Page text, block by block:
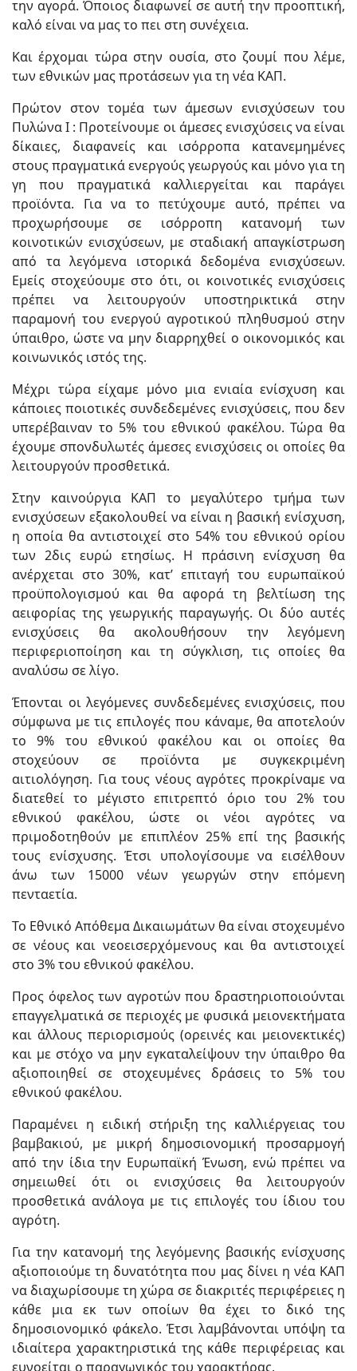
την αγορά. Όποιος διαφωνεί σε αυτή την προοπτική,
καλό είναι να μας το πει στη συνέχεια.
Και έρχομαι τώρα στην ουσία, στο ζουμί που λέμε,
των εθνικών μας προτάσεων για τη νέα ΚΑΠ.
Πρώτον στον τομέα των άμεσων ενισχύσεων του
Πυλώνα Ι : Προτείνουμε οι άμεσες ενισχύσεις να είναι
δίκαιες, διαφανείς και ισόρροπα κατανεμημένες
στους πραγματικά ενεργούς γεωργούς και μόνο για τη
γη που πραγματικά καλλιεργείται και παράγει
προϊόντα. Για να το πετύχουμε αυτό, πρέπει να
προχωρήσουμε σε ισόρροπη κατανομή των
κοινοτικών ενισχύσεων, με σταδιακή απαγκίστρωση
από τα λεγόμενα ιστορικά δεδομένα ενισχύσεων.
Εμείς στοχεύουμε στο ότι, οι κοινοτικές ενισχύσεις
πρέπει να λειτουργούν υποστηρικτικά στην
παραμονή του ενεργού αγροτικού πληθυσμού στην
ύπαιθρο, ώστε να μην διαρρηχθεί ο οικονομικός και
κοινωνικός ιστός της.
Μέχρι τώρα είχαμε μόνο μια ενιαία ενίσχυση και
κάποιες ποιοτικές συνδεδεμένες ενισχύσεις, που δεν
υπερέβαιναν το 5% του εθνικού φακέλου. Τώρα θα
έχουμε σπονδυλωτές άμεσες ενισχύσεις οι οποίες θα
λειτουργούν προσθετικά.
Στην καινούργια ΚΑΠ το μεγαλύτερο τμήμα των
ενισχύσεων εξακολουθεί να είναι η βασική ενίσχυση,
η οποία θα αντιστοιχεί στο 54% του εθνικού ορίου
των 2δις ευρώ ετησίως. Η πράσινη ενίσχυση θα
ανέρχεται στο 30%, κατ’ επιταγή του ευρωπαϊκού
προϋπολογισμού και θα αφορά τη βελτίωση της
αειφορίας της γεωργικής παραγωγής. Οι δύο αυτές
ενισχύσεις θα ακολουθήσουν την λεγόμενη
περιφεριοποίηση και τη σύγκλιση, τις οποίες θα
αναλύσω σε λίγο.
Έπονται οι λεγόμενες συνδεδεμένες ενισχύσεις, που
σύμφωνα με τις επιλογές που κάναμε, θα αποτελούν
το 9% του εθνικού φακέλου και οι οποίες θα
στοχεύουν σε προϊόντα με συγκεκριμένη
αιτιολόγηση. Για τους νέους αγρότες προκρίναμε να
διατεθεί το μέγιστο επιτρεπτό όριο του 2% του
εθνικού φακέλου, ώστε οι νέοι αγρότες να
πριμοδοτηθούν με επιπλέον 25% επί της βασικής
τους ενίσχυσης. Έτσι υπολογίσουμε να εισέλθουν
άνω των 15000 νέων γεωργών στην επόμενη
πενταετία.
Το Εθνικό Απόθεμα Δικαιωμάτων θα είναι στοχευμένο
σε νέους και νεοεισερχόμενους και θα αντιστοιχεί
στο 3% του εθνικού φακέλου.
Προς όφελος των αγροτών που δραστηριοποιούνται
επαγγελματικά σε περιοχές με φυσικά μειονεκτήματα
και άλλους περιορισμούς (ορεινές και μειονεκτικές)
και με στόχο να μην εγκαταλείψουν την ύπαιθρο θα
αξιοποιηθεί σε στοχευμένες δράσεις το 5% του
εθνικού φακέλου.
Παραμένει η ειδική στήριξη της καλλιέργειας του
βαμβακιού, με μικρή δημοσιονομική προσαρμογή
από την ίδια την Ευρωπαϊκή Ένωση, ενώ πρέπει να
σημειωθεί ότι οι ενισχύσεις θα λειτουργούν
προσθετικά ανάλογα με τις επιλογές του ίδιου του
αγρότη.
Για την κατανομή της λεγόμενης βασικής ενίσχυσης
αξιοποιούμε τη δυνατότητα που μας δίνει η νέα ΚΑΠ
να διαχωρίσουμε τη χώρα σε διακριτές περιφέρειες η
κάθε μια εκ των οποίων θα έχει το δικό της
δημοσιονομικό φάκελο. Έτσι λαμβάνονται υπόψη τα
ιδιαίτερα χαρακτηριστικά της κάθε περιφέρειας και
ευνοείται ο παραγωγικός του χαρακτήρας.